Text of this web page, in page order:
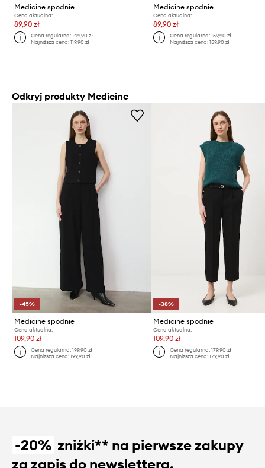
Medicine spodnie
Cena aktualna:
89,90 zł
Cena regularna:149,90 zł
Najniższa cena:119,90 zł
Medicine spodnie
Cena aktualna:
89,90 zł
Cena regularna: 159,90 zł
Najniższa cena: 159,90 zł
Odkryj produkty Medicine
-45%
Medicine spodnie
Cena aktualna:
109,90 zł
Cena regularna:199,90 zł
Najniższa cena:199,90 zł
-38%
Medicine spodnie
Cena aktualna:
109,90 zł
Cena regularna: 179,90 zł
Najniższa cena: 179,90 zł
-20% zniżki** na pierwsze zakupy
za zapis do newslettera.